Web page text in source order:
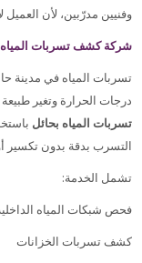
وفنيين مدرّبين، لأن العميل
شركة كشف تسربات المياه
تسربات المياه في مدينة
درجات الحرارة وتغير
تسربات المياه بحائل
التسرب بدقة بدون تكسير
تشمل الخدمة:
فحص شبكات المياه
كشف تسربات الخزانات